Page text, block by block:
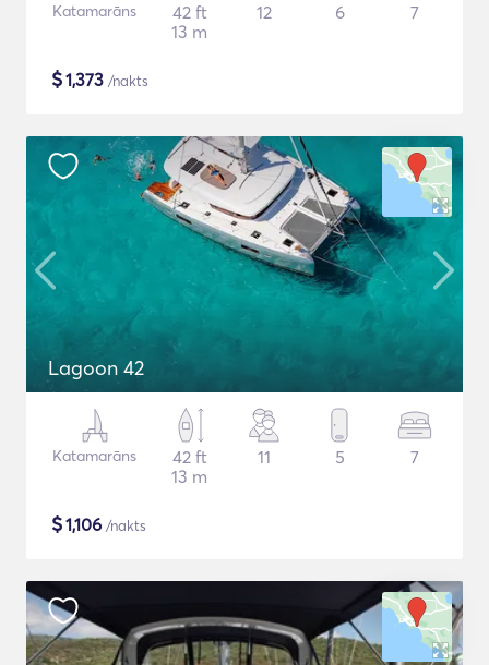
Katamarāns
42 ft
13 m
12 6 7
$1,373 /nakts
Lagoon 42
Katamarāns
42 ft
13 m
11 5 7
$1,106 /nakts